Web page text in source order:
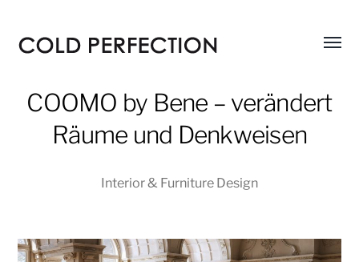
PERFECTION
Menü
COOMO by Bene – verändert
Räume und Denkweisen
Interior & Furniture Design